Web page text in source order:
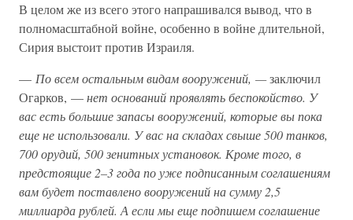
В целом же из всего этого напрашивался вывод, что в
полномасштабной войне, особенно в войне длительной,
Сирия выстоит против Израиля.
— По всем остальным видам вооружений, —заключил
Огарков, —нет оснований проявлять беспокойство. У
вас есть большие запасы вооружений, которые вы пока
еще не использовали. У вас на складах свыше 500 танков,
700 орудий, 500 зенитных установок. Кроме того, в
предстоящие 2–3 года по уже подписанным соглашениям
вам будет поставлено вооружений на сумму 2,5
миллиарда рублей. А если мы еще подпишем соглашение